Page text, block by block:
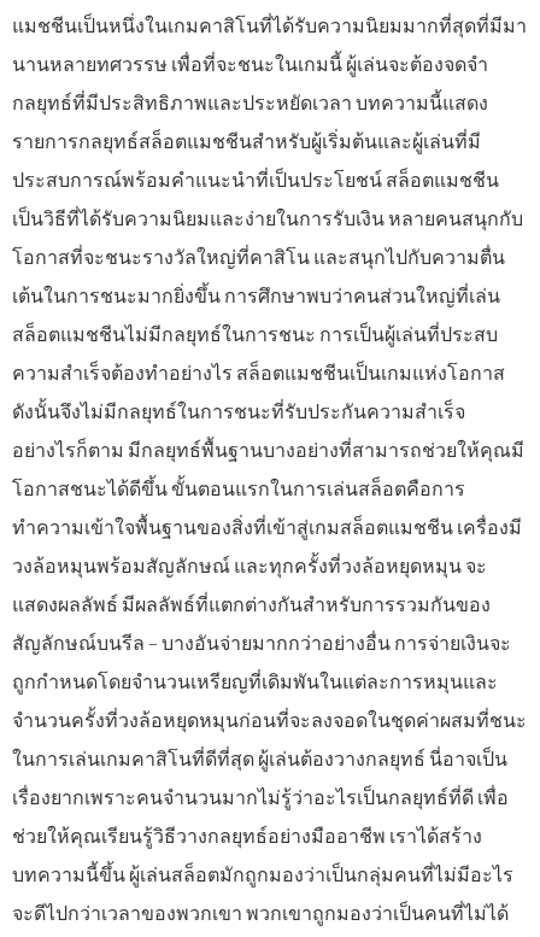
แมชชีนเป็นหนึ่งในเกมคาสิโนที่ได้รับความนิยมมากที่สุดที่มีมา
นานหลายทศวรรษ เพื่อที่จะชนะในเกมนี้ ผู้เล่นจะต้องจดจำ
กลยุทธ์ที่มีประสิทธิภาพและประหยัดเวลา บทความนี้แสดง
รายการกลยุทธ์สล็อตแมชชีนสำหรับผู้เริ่มต้นและผู้เล่นที่มี
ประสบการณ์พร้อมคำแนะนำที่เป็นประโยชน์ สล็อตแมชชีน
เป็นวิธีที่ได้รับความนิยมและง่ายในการรับเงิน หลายคนสนุกกับ
โอกาสที่จะชนะรางวัลใหญ่ที่คาสิโน และสนุกไปกับความตื่น
เต้นในการชนะมากยิ่งขึ้น การศึกษาพบว่าคนส่วนใหญ่ที่เล่น
สล็อตแมชชีนไม่มีกลยุทธ์ในการชนะ การเป็นผู้เล่นที่ประสบ
ความสำเร็จต้องทำอย่างไร สล็อตแมชชีนเป็นเกมแห่งโอกาส
ดังนั้นจึงไม่มีกลยุทธ์ในการชนะที่รับประกันความสำเร็จ
อย่างไรก็ตาม มีกลยุทธ์พื้นฐานบางอย่างที่สามารถช่วยให้คุณมี
โอกาสชนะได้ดีขึ้น ขั้นตอนแรกในการเล่นสล็อตคือการ
ทำความเข้าใจพื้นฐานของสิ่งที่เข้าสู่เกมสล็อตแมชชีน เครื่องมี
วงล้อหมุนพร้อมสัญลักษณ์ และทุกครั้งที่วงล้อหยุดหมุน จะ
แสดงผลลัพธ์ มีผลลัพธ์ที่แตกต่างกันสำหรับการรวมกันของ
สัญลักษณ์บนรีล – บางอันจ่ายมากกว่าอย่างอื่น การจ่ายเงินจะ
ถูกกำหนดโดยจำนวนเหรียญที่เดิมพันในแต่ละการหมุนและ
จำนวนครั้งที่วงล้อหยุดหมุนก่อนที่จะลงจอดในชุดค่าผสมที่ชนะ
ในการเล่นเกมคาสิโนที่ดีที่สุด ผู้เล่นต้องวางกลยุทธ์ นี่อาจเป็น
เรื่องยากเพราะคนจำนวนมากไม่รู้ว่าอะไรเป็นกลยุทธ์ที่ดี เพื่อ
ช่วยให้คุณเรียนรู้วิธีวางกลยุทธ์อย่างมืออาชีพ เราได้สร้าง
บทความนี้ขึ้น ผู้เล่นสล็อตมักถูกมองว่าเป็นกลุ่มคนที่ไม่มีอะไร
จะดีไปกว่าเวลาของพวกเขา พวกเขาถูกมองว่าเป็นคนที่ไม่ได้